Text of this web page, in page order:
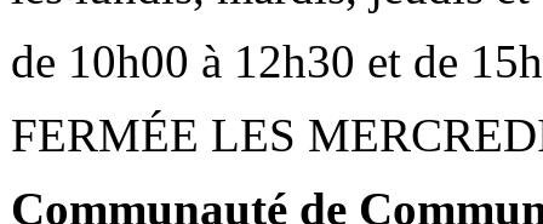
de 10h00 à 12h30 et de
FERMÉE LES
Communauté de